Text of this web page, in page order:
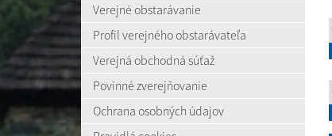
Verejné obstarávanie
Profil verejného obstarávateľa
Verejná obchodná súťaž
Povinné zverejňovanie
Ochrana osobných údajov